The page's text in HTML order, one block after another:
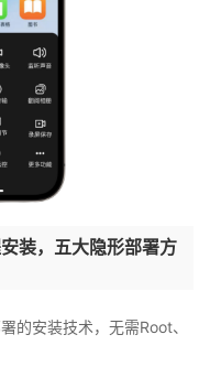
装，五大隐形部署方
的安装技术，无需Root、